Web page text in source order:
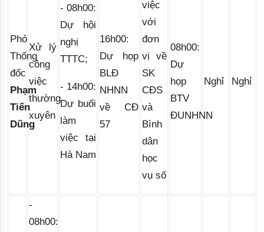
Phó
Thống
đốc
Phạm
Tiến
Dũng
Xử lý
công
việc
thường
xuyên
- 08h00:
Dự hội
nghị
TTTC;
- 14h00:
Dự buổi
làm
việc tại
Hà Nam
16h00:
Dự họp
BLĐ
NHNN
về CĐ
57
việc
với
đơn
vị về
SK
CĐS
và
Bình
dân
học
vụ số
08h00:
Dự
họp
BTV
ĐUNHNN
Nghỉ Nghỉ
08h00: